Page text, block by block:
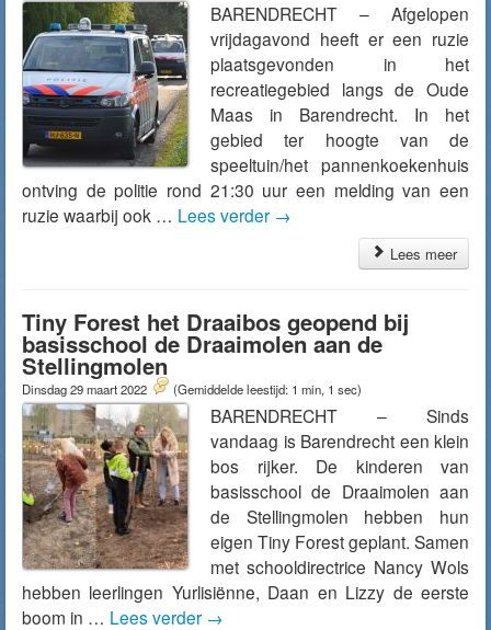
BARENDRECHT – Afgelopen
vrijdagavond heeft er een ruzie
plaatsgevonden in het
recreatiegebied langs de Oude
Maas in Barendrecht. In het
gebied ter hoogte van de
speeltuin/het pannenkoekenhuis
ontving de politie rond 21:30 uur een melding van een
ruzie waarbij ook … Lees verder →
Lees meer
Tiny Forest het Draaibos geopend bij
basisschool de Draaimolen aan de
Stellingmolen
Dinsdag 29 maart 2022 (Gemiddelde leestijd: 1 min, 1 sec)
BARENDRECHT – Sinds
vandaag is Barendrecht een klein
bos rijker. De kinderen van
basisschool de Draaimolen aan
de Stellingmolen hebben hun
eigen Tiny Forest geplant. Samen
met schooldirectrice Nancy Wols
hebben leerlingen Yurlisiënne, Daan en Lizzy de eerste
boom in … Lees verder →